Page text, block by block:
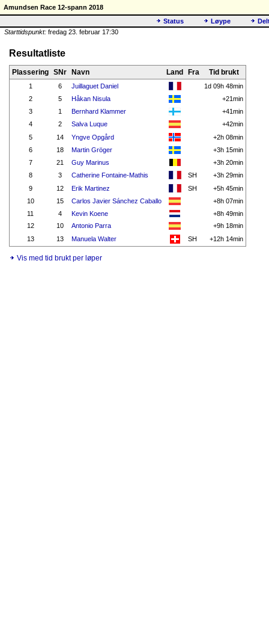
Amundsen Race 12-spann 2018
Status
Løype
Starttidspunkt: fredag 23. februar 17:30
Resultatliste
Plassering SNr Navn Land Fra Tid brukt
1 6 Juillaguet Daniel
1d 09h 48min
2
5 Håkan Nisula
+21min
3
1 Bernhard Klammer
+41min
4
2 Salva Luque
+42min
5
14 Yngve Opgård
+2h 08min
6
18 Martin Gröger
+3h 15min
7
21 Guy Marinus
+3h 20min
8
3 Catherine Fontaine-Mathis SH
+3h 29min
9
12 Erik Martinez SH
+5h 45min
10
15 Carlos Javier Sánchez Caballo
+8h 07min
11
4 Kevin Koene
+8h 49min
12
10 Antonio Parra
+9h 18min
13
13 Manuela Walter SH +12h 14min
Vis med tid brukt per løper